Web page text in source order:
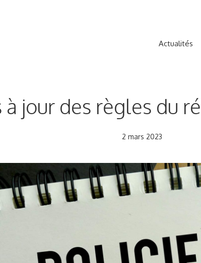
Actualités
jour des règles du
2 mars 2023